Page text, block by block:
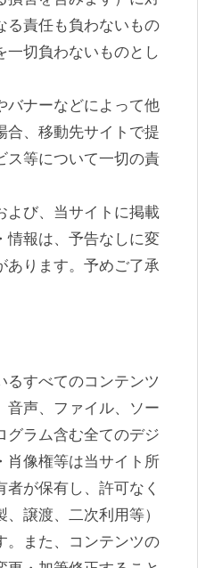
る責任も負わないもの
一切負わないものとし
バナーなどによって他
合、移動先サイトで提
ス等について一切の責
よび、当サイトに掲載
情報は、予告なしに変
あります。予めご了承
るすべてのコンテンツ
音声、ファイル、ソー
グラム含む全てのデジ
肖像権等は当サイト所
が保有し、許可なく
譲渡、二次利用等）
。また、コンテンツの